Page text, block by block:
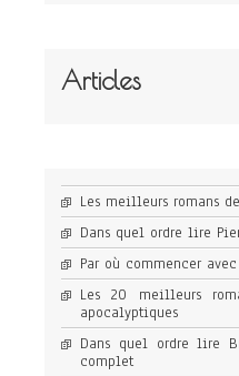
Articles
Les meilleurs romans
Dans quel ordre lire
Par où commencer
Les 20 meilleurs
apocalyptiques
Dans quel ordre lire
complet